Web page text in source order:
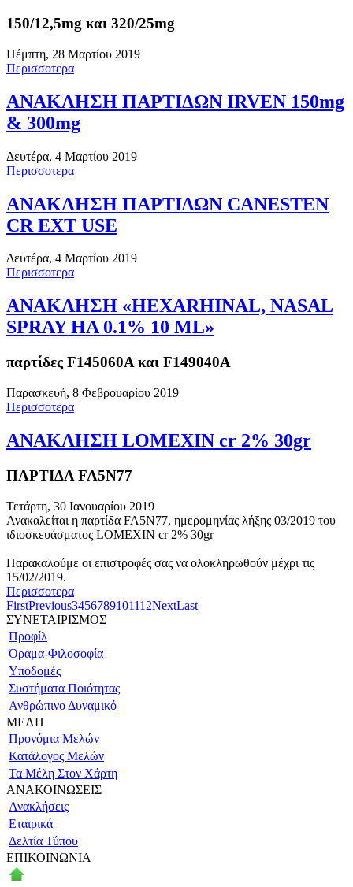
150/12,5mg και 320/25mg
Πέμπτη, 28 Μαρτίου 2019
Περισσοτερα
ΑΝΑΚΛΗΣΗ ΠΑΡΤΙΔΩΝ IRVEN 150mg
& 300mg
Δευτέρα, 4 Μαρτίου 2019
Περισσοτερα
ΑΝΑΚΛΗΣΗ ΠΑΡΤΙΔΩΝ CANESTEN
CR EXT USE
Δευτέρα, 4 Μαρτίου 2019
Περισσοτερα
ΑΝΑΚΛΗΣΗ «HEXARHINAL, NASAL
SPRAY HA 0.1% 10 ML»
παρτίδες F145060A και F149040A
Παρασκευή, 8 Φεβρουαρίου 2019
Περισσοτερα
ΑΝΑΚΛΗΣΗ LOMEXIN cr 2% 30gr
ΠΑΡΤΙΔΑ FA5N77
Τετάρτη, 30 Ιανουαρίου 2019
Ανακαλείται η παρτίδα FA5N77, ημερομηνίας λήξης 03/2019 του
ιδιοσκευάσματος LOMEXIN cr 2% 30gr
Παρακαλούμε οι επιστροφές σας να ολοκληρωθούν μέχρι τις
15/02/2019.
Περισσοτερα
FirstPrevious3456789101112NextLast
ΣΥΝΕΤΑΙΡΙΣΜΟΣ
Προφίλ
Όραμα-Φιλοσοφία
Υποδομές
Συστήματα Ποιότητας
Ανθρώπινο Δυναμικό
ΜΕΛΗ
Προνόμια Μελών
Κατάλογος Μελών
Τα Μέλη Στον Χάρτη
ΑΝΑΚΟΙΝΩΣΕΙΣ
Ανακλήσεις
Εταιρικά
Δελτία Τύπου
ΕΠΙΚΟΙΝΩΝΙΑ